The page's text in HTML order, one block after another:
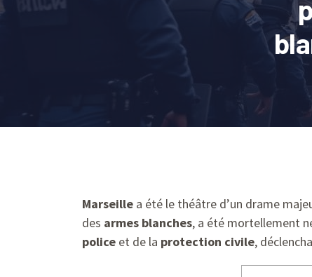
Marseille a été le théâtre d’un drame
des armes blanches, a été mortellement
police et de la protection civile,